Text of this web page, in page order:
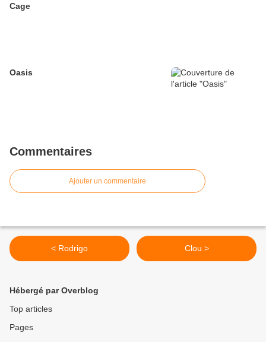
Cage
Oasis
Commentaires
Ajouter un commentaire
< Rodrigo Clou >
Hébergé par Overblog
Top articles
Pages